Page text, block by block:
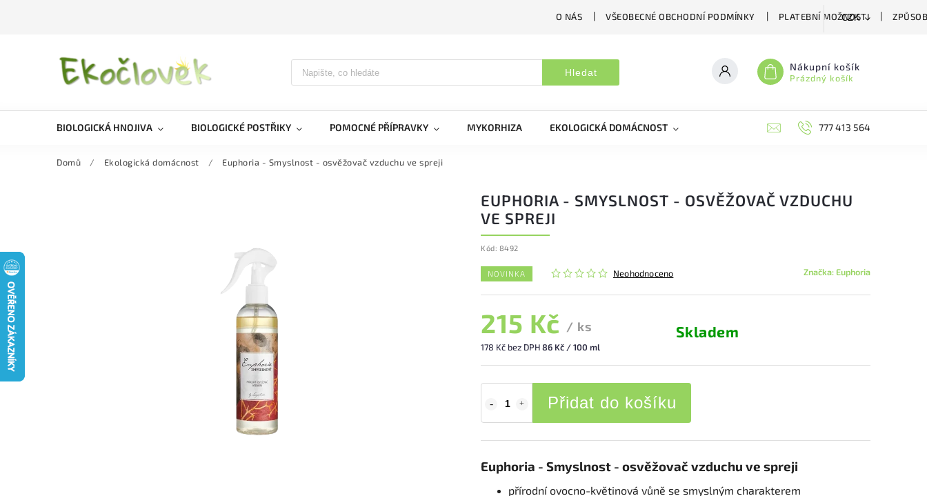
O NÁS VŠEOBECNÉ OBCHODNÍ PODMÍNKY PLATEBNÍ MOŽNOSTI
CZK
Hledat Nákupní košík
Prázdný košík
BIOLOGICKÁ HNOJIVA BIOLOGICKÉ POSTŘIKY POMOCNÉ PŘÍPRAVKY MYKORHIZA EKOLOGICKÁ DOMÁCNOST BIOAGENS777 413 564
Domů / Ekologická domácnost / Euphoria - Smyslnost - osvěžovač vzduchu ve spreji
EUPHORIA - SMYSLNOST - OSVĚŽOVAČ VZDUCHU
VE SPREJI
Kód: 8492
NOVINKA Neohodnoceno Značka: Euphoria
215 Kč / ks
178 Kč bez DPH86 Kč / 100 ml
Skladem
Přidat do košíku
Euphoria - Smyslnost - osvěžovač vzduchu ve spreji
přírodní ovocno-květinová vůně se smyslným charakterem